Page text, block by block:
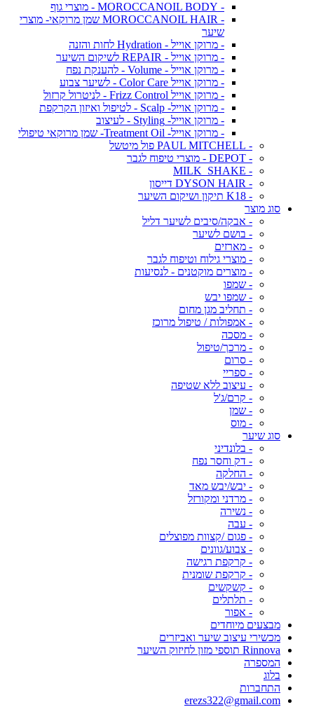
- MOROCCANOIL BODY - מוצרי גוף
- MOROCCANOIL HAIR שמן מרוקאי- מוצרי
שיער
- מרוקן אוייל - Hydration לחות והזנה
- מרוקן אוייל - REPAIR לשיקום השיער
- מרוקן אוייל - Volume - להענקת נפח
- מרוקן אוייל Color Care - לשיער צבוע
- מרוקן אוייל Frizz Control - לניטרול קרזול
- מרוקן אוייל- Scalp - לטיפול ואיזון הקרקפת
- מרוקן אוייל- Styling - לעיצוב
- מרוקן אוייל- Treatment Oil- שמן מרוקאי טיפולי
- PAUL MITCHELL פול מיטשל
- DEPOT - מוצרי טיפוח לגבר
- MILK_SHAKE
- DYSON HAIR דייסון
- K18 תיקון ושיקום השיער
סוג מוצר
- אבקה/סיבים לשיער דליל
- בושם לשיער
- מארזים
- מוצרי גילוח וטיפוח לגבר
- מוצרים מוקטנים - לנסיעות
- שמפו
- שמפו יבש
- תחליב מגן מחום
- אמפולות / טיפול מרוכז
- מסכה
- מרכך/טיפול
- סרום
- ספריי
- עיצוב ללא שטיפה
- קרם/ג'ל
- שמן
- מוס
סוג שיער
- בלונדיני
- דק וחסר נפח
- החלקה
- יבש/יבש מאד
- מרדני ומקורזל
- נשירה
- עבה
- פגום /קצוות מפוצלים
- צבוע/גוונים
- קרקפת רגישה
- קרקפת שומנית
- קשקשים
- תלתלים
- אפור
מבצעים מיוחדים
מכשירי עיצוב שיער ואביזרים
Rinnova תוספי מזון לחיזוק השיער
המספרה
בלוג
התחברות
erezs322@gmail.com